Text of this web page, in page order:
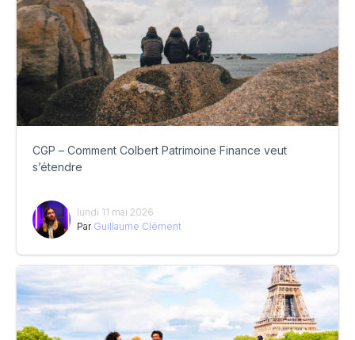
CGP – Comment Colbert Patrimoine Finance veut
s’étendre
lundi 11 mai 2026
Par Guillaume Clément